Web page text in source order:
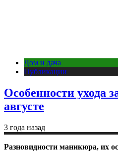
Дом и дача
Публикации
Особенности ухода
августе
3 года назад
Разновидности маникюра, их